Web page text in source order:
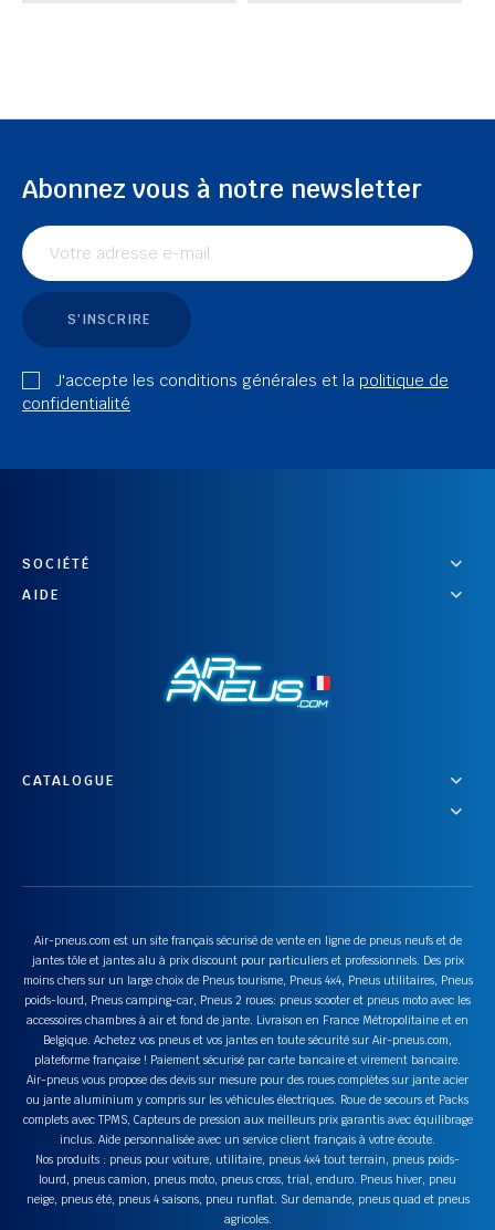
Abonnez vous à notre newsletter
S'INSCRIRE
J'accepte les conditions générales et la politique de
confidentialité
SOCIÉTÉ
AIDE
CATALOGUE
Air-pneus.com est un site français sécurisé de vente en ligne de pneus neufs et de
jantes tôle et jantes alu à prix discount pour particuliers et professionnels. Des prix
moins chers sur un large choix de Pneus tourisme, Pneus 4x4, Pneus utilitaires, Pneus
poids-lourd, Pneus camping-car, Pneus 2 roues: pneus scooter et pneus moto avec les
accessoires chambres à air et fond de jante. Livraison en France Métropolitaine et en
Belgique. Achetez vos pneus et vos jantes en toute sécurité sur Air-pneus.com,
plateforme française ! Paiement sécurisé par carte bancaire et virement bancaire.
Air-pneus vous propose des devis sur mesure pour des roues complètes sur jante acier
ou jante aluminium y compris sur les véhicules électriques. Roue de secours et Packs
complets avec TPMS, Capteurs de pression aux meilleurs prix garantis avec équilibrage
inclus. Aide personnalisée avec un service client français à votre écoute.
Nos produits : pneus pour voiture, utilitaire, pneus 4x4 tout terrain, pneus poids-
lourd, pneus camion, pneus moto, pneus cross, trial, enduro. Pneus hiver, pneu
neige, pneus été, pneus 4 saisons, pneu runflat. Sur demande, pneus quad et pneus
agricoles.